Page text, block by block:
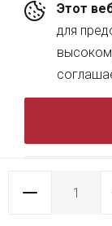
Этот
для
ул. Городоцкая